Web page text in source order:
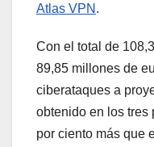
Atlas VPN .
Con el total de
89,85 millones de
ciberataques a
obtenido en los tres
por ciento más que